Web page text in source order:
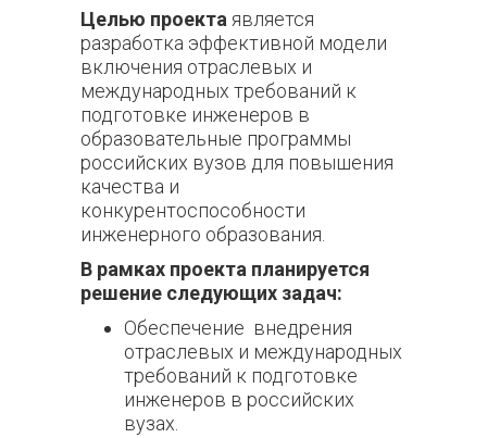
Целью проекта является
разработка эффективной модели
включения отраслевых и
международных требований к
подготовке инженеров в
образовательные программы
российских вузов для повышения
качества и
конкурентоспособности
инженерного образования.
В рамках проекта планируется
решение следующих задач:
Обеспечение внедрения
отраслевых и международных
требований к подготовке
инженеров в российских
вузах.